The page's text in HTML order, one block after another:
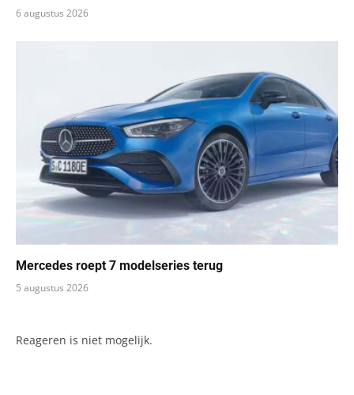
6 augustus 2026
Mercedes roept 7 modelseries terug
5 augustus 2026
Reageren is niet mogelijk.